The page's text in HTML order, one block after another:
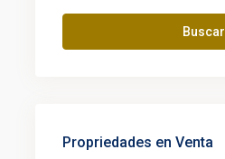
Buscar
Propriedades en Venta